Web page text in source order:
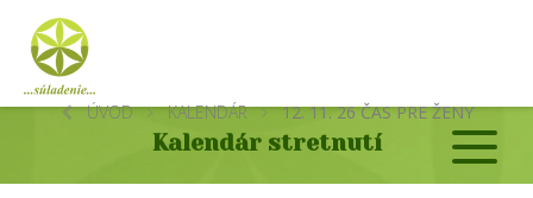
ÚVOD KALENDÁR 12. 11. 26 ČAS PRE ŽENY
Kalendár stretnutí